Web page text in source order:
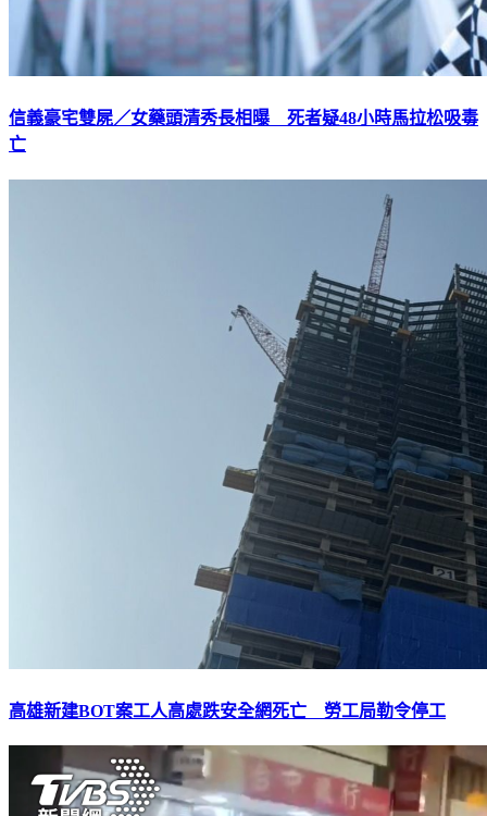
信義豪宅雙屍／女藥頭清秀長相曝 死者疑48小時馬拉松吸毒
亡
高雄新建BOT案工人高處跌安全網死亡 勞工局勒令停工